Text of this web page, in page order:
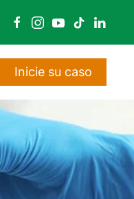
Inicie su caso